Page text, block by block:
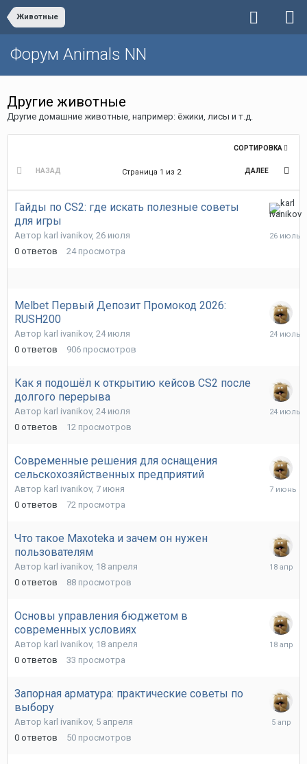
Животные
Форум Animals NN
Другие животные
Другие домашние животные, например: ёжики, лисы и т.д.
СОРТИРОВКА
НАЗАД ДАЛЕЕ
Страница 1 из 2
Гайды по CS2: где искать полезные советы
для игры
Автор karl ivanikov, 26 июля
0 ответов 24 просмотра
26
июля
Melbet Первый Депозит Промокод 2026:
RUSH200
Автор karl ivanikov, 24 июля
0 ответов 906 просмотров
24
Как я подошёл к открытию кейсов CS2 после
долгого перерыва
Автор karl ivanikov, 24 июля
0 ответов 12 просмотров
24
Современные решения для оснащения
сельскохозяйственных предприятий
Автор karl ivanikov, 7 июня
0 ответов 72 просмотра
7
Что такое Maxoteka и зачем он нужен
пользователям
Автор karl ivanikov, 18 апреля
0 ответов 88 просмотров
18
Основы управления бюджетом в
современных условиях
Автор karl ivanikov, 18 апреля
0 ответов 33 просмотра
18
Запорная арматура: практические советы по
выбору
Автор karl ivanikov, 5 апреля
0 ответов 50 просмотров
5